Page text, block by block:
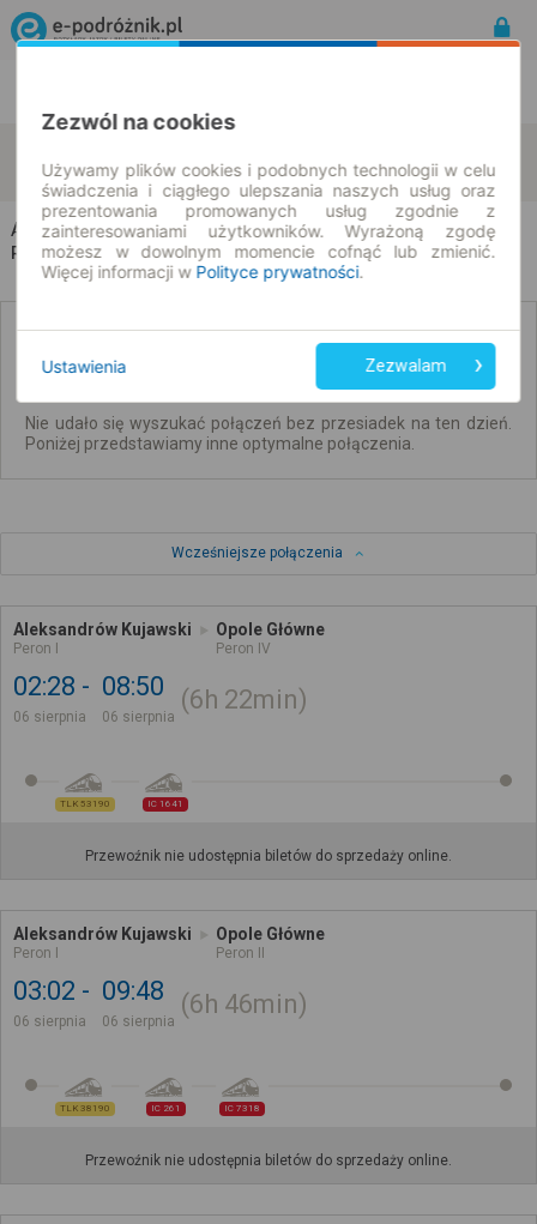
06.08.2026 | -- : --
zmień kryteria
Aleksandrów Kujawski → Opole
Rozkład jazdy i bilety
Brak połączeń bezpośrednich. Sprawdź
połączenia z przesiadkami.
Nie udało się wyszukać połączeń bez przesiadek na ten dzień.
Poniżej przedstawiamy inne optymalne połączenia.
Wcześniejsze połączenia
Aleksandrów Kujawski
Peron I
Opole Główne
Peron IV
02:28
06 sierpnia
08:50
06 sierpnia
6h 22min
TLK 53190 IC 1641
Przewoźnik nie udostępnia biletów do sprzedaży online.
Aleksandrów Kujawski
Peron I
Opole Główne
Peron II
03:02
06 sierpnia
09:48
06 sierpnia
6h 46min
TLK 38190 IC 261 IC 7318
Przewoźnik nie udostępnia biletów do sprzedaży online.
Zezwól na cookies
Używamy plików cookies i podobnych technologii w celu
świadczenia i ciągłego ulepszania naszych usług oraz
prezentowania promowanych usług zgodnie z
zainteresowaniami użytkowników. Wyrażoną zgodę
możesz w dowolnym momencie cofnąć lub zmienić.
Więcej informacji w Polityce prywatności.
Ustawienia Zezwalam